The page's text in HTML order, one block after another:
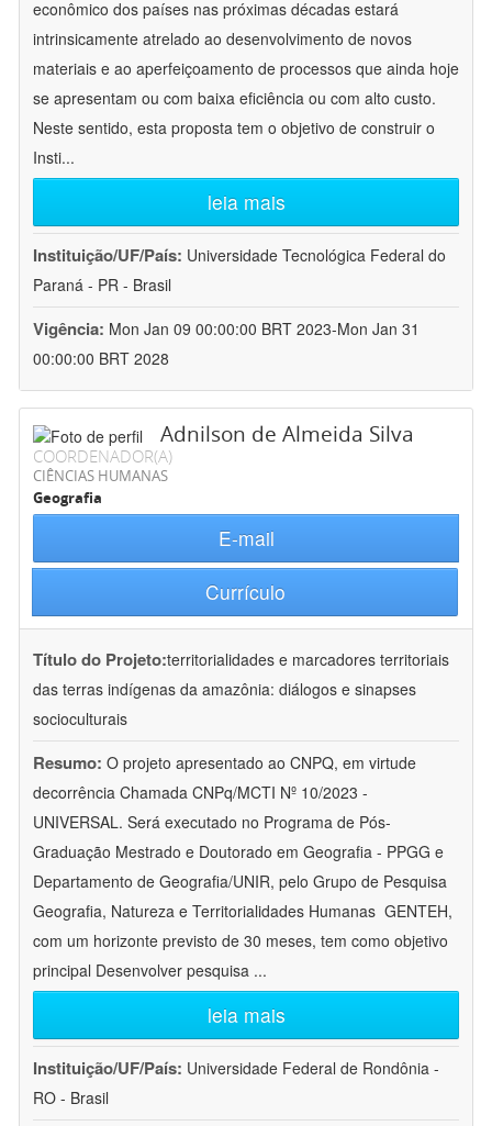
econômico dos países nas próximas décadas estará
intrinsicamente atrelado ao desenvolvimento de novos
materiais e ao aperfeiçoamento de processos que ainda hoje
se apresentam ou com baixa eficiência ou com alto custo.
Neste sentido, esta proposta tem o objetivo de construir o
Insti...
leia mais
Instituição/UF/País: Universidade Tecnológica Federal do
Paraná - PR - Brasil
Vigência: Mon Jan 09 00:00:00 BRT 2023-Mon Jan 31
00:00:00 BRT 2028
Adnilson de Almeida Silva
COORDENADOR(A)
CIÊNCIAS HUMANAS
Geografia
E-mail
Currículo
Título do Projeto:territorialidades e marcadores territoriais
das terras indígenas da amazônia: diálogos e sinapses
socioculturais
Resumo: O projeto apresentado ao CNPQ, em virtude
decorrência Chamada CNPq/MCTI Nº 10/2023 -
UNIVERSAL. Será executado no Programa de Pós-
Graduação Mestrado e Doutorado em Geografia - PPGG e
Departamento de Geografia/UNIR, pelo Grupo de Pesquisa
Geografia, Natureza e Territorialidades Humanas  GENTEH,
com um horizonte previsto de 30 meses, tem como objetivo
principal Desenvolver pesquisa ...
leia mais
Instituição/UF/País: Universidade Federal de Rondônia -
RO - Brasil